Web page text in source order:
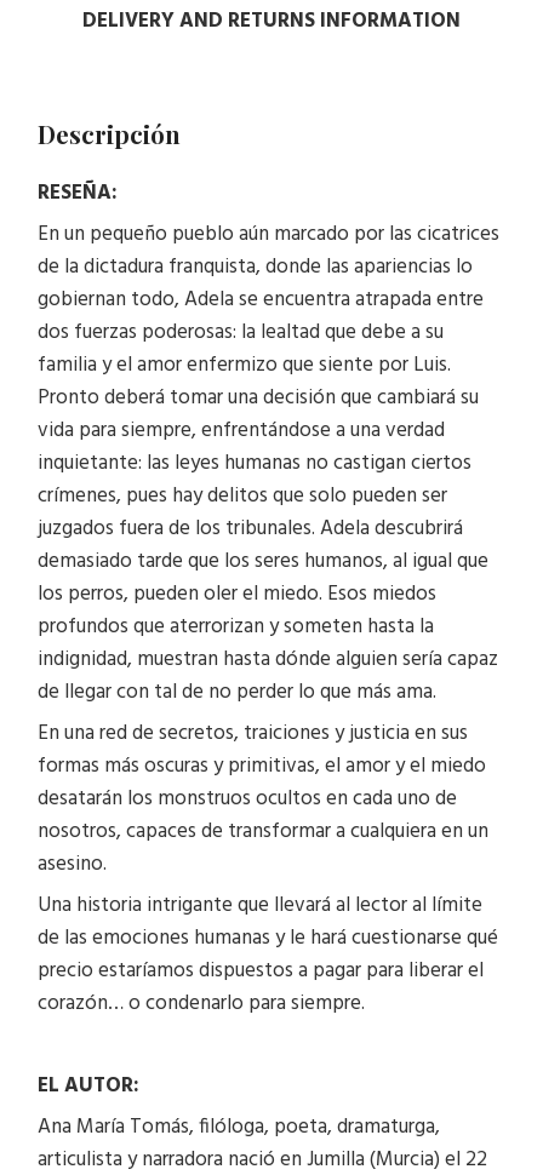
DELIVERY AND RETURNS INFORMATION
Descripción
RESEÑA:
En un pequeño pueblo aún marcado por las cicatrices
de la dictadura franquista, donde las apariencias lo
gobiernan todo, Adela se encuentra atrapada entre
dos fuerzas poderosas: la lealtad que debe a su
familia y el amor enfermizo que siente por Luis.
Pronto deberá tomar una decisión que cambiará su
vida para siempre, enfrentándose a una verdad
inquietante: las leyes humanas no castigan ciertos
crímenes, pues hay delitos que solo pueden ser
juzgados fuera de los tribunales. Adela descubrirá
demasiado tarde que los seres humanos, al igual que
los perros, pueden oler el miedo. Esos miedos
profundos que aterrorizan y someten hasta la
indignidad, muestran hasta dónde alguien sería capaz
de llegar con tal de no perder lo que más ama.
En una red de secretos, traiciones y justicia en sus
formas más oscuras y primitivas, el amor y el miedo
desatarán los monstruos ocultos en cada uno de
nosotros, capaces de transformar a cualquiera en un
asesino.
Una historia intrigante que llevará al lector al límite
de las emociones humanas y le hará cuestionarse qué
precio estaríamos dispuestos a pagar para liberar el
corazón… o condenarlo para siempre.
EL AUTOR:
Ana María Tomás, filóloga, poeta, dramaturga,
articulista y narradora nació en Jumilla (Murcia) el 22